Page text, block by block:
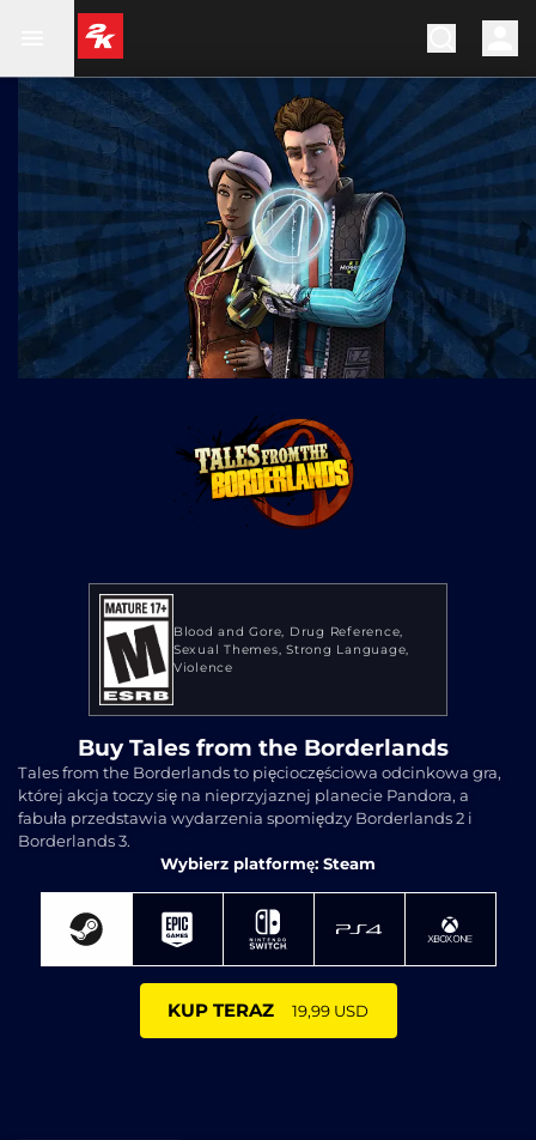
Blood and Gore Drug Reference
Sexual Themes Strong Language
Violence
Buy Tales from the Borderlands
Tales from the Borderlands to pięcioczęściowa odcinkowa gra,
której akcja toczy się na nieprzyjaznej planecie Pandora, a
fabuła przedstawia wydarzenia spomiędzy Borderlands 2 i
Borderlands 3.
Wybierz platformę: Steam
KUP TERAZ 19,99 USD